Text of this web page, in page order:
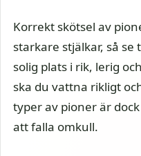
Korrekt skötsel av
starkare stjälkar, så
solig plats i rik, lerig
ska du vattna rikligt
typer av pioner är
att falla omkull.